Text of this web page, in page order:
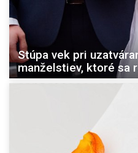
Stúpa vek pri
manželstiev, ktoré sa